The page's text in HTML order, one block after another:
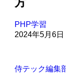
PHP学習
2024年5月6日
侍テック編集